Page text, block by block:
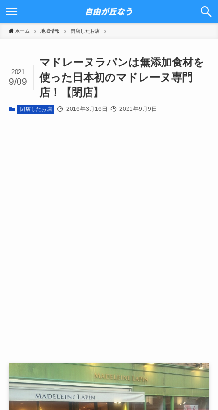
ホーム 地域情報 閉店したお店
マドレーヌラパンは無添加食材を
使った日本初のマドレーヌ専門
店！【閉店】
2021
9/09
閉店したお店 2016年3月16日 2021年9月9日